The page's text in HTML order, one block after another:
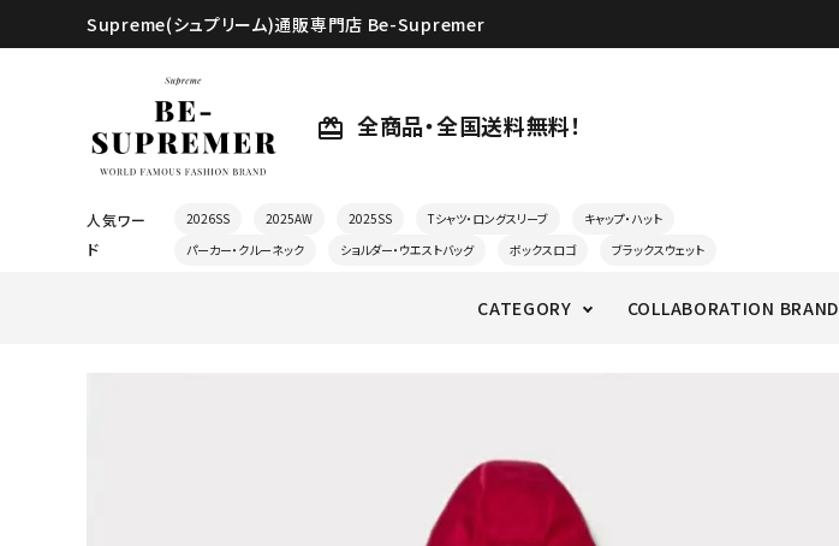
Supreme(シュプリーム)通販専門店 Be-Supremer
card_giftcard 全商品・全国送料無料！
人気ワー
ド
2026SS 2025AW 2025SS Tシャツ・ロングスリーブ
キャップ・ハット
パーカー・クルーネック
ショルダー・ウエストバッグ ボックスロゴ ブラックスウェット
CATEGORY COLLABORATION BRAND